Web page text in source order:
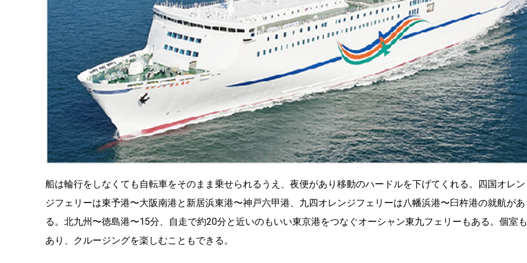
船は輪行をしなくても自転車をそのまま乗せられるうえ、夜便があり移動のハードルを下げてくれる。四国オレン
ジフェリーは東予港〜大阪南港と新居浜東港〜神戸六甲港、九四オレンジフェリーは八幡浜港〜臼杵港の就航があ
る。北九州〜徳島港〜15分、自走で約20分と近いのもいい東京港をつなぐオーシャン東九フェリーもある。個室も
あり、クルージングを楽しむこともできる。